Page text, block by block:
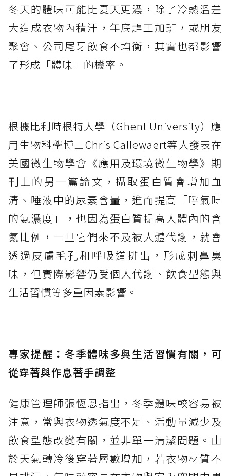
冬天的體味可能比夏天更濃，除了冷熱溫差
大造成衣物內積汗，年底趕工加班，或朋友
聚會、公司尾牙飲食不均衡，其實也都影響
了形成「體味」的機率。
根據比利時根特大學（Ghent University）應
用生物科學博士Chris Callewaert等人發表在
美國微生物學會《應用及環境微生物學》期
刊上的另一篇論文，攝取蛋白質會增加血
清、唾液中的尿素含量，進而提高「呼氣時
的氨濃度」，也因為蛋白質提高人體內的含
氮比例，一旦它們來不及被人體代謝，就會
透過皮膚毛孔和呼吸道排出，形成刺鼻臭
味，但實際影響仍受個人代謝、飲食型態與
生活習慣等多重因素影響。
專家提醒：冬季體味多與生活習慣有關，可
從穿著與作息著手調整
健康管理師張恆恩指出，冬季體味較容易被
注意，常與衣物透氣度不足、活動量減少及
飲食型態改變有關，並非單一清潔問題。由
於天氣轉冷後穿著層數增加，若衣物材質不